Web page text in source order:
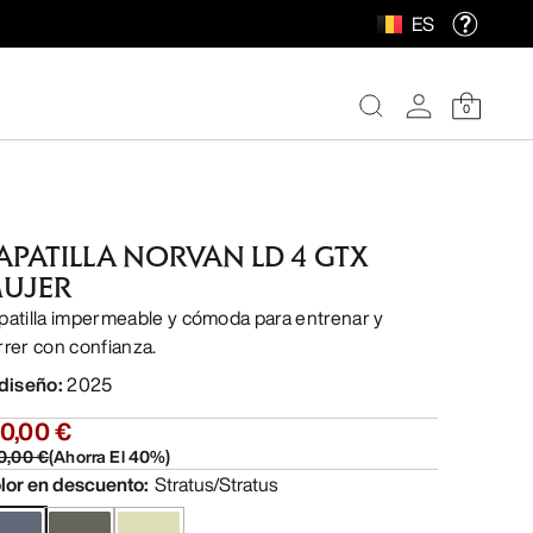
ES
0
NORVAN LD 4 GTX
impermeable y cómoda para entrenar y
con confianza.
:2025
€
€(Ahorra El40%)
en descuento: Stratus/Stratus